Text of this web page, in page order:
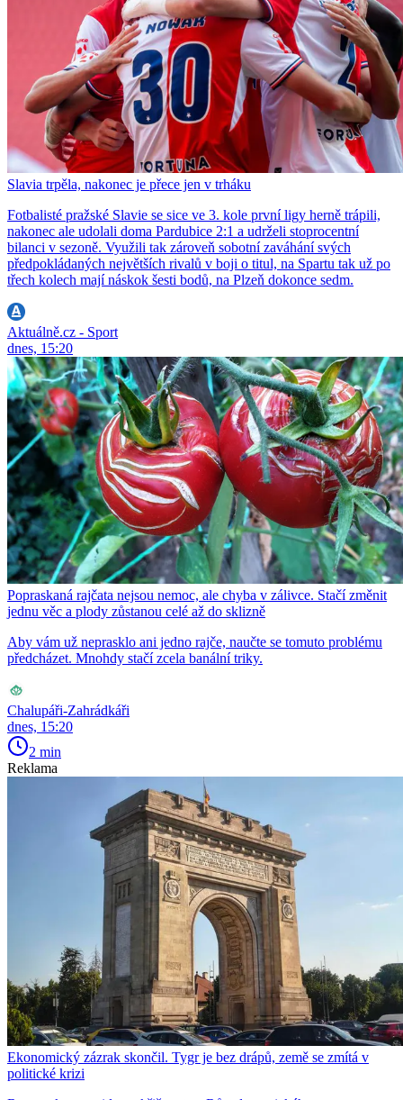
Slavia trpěla, nakonec je přece jen v trháku
Fotbalisté pražské Slavie se sice ve 3. kole první ligy herně trápili,
nakonec ale udolali doma Pardubice 2:1 a udrželi stoprocentní
bilanci v sezoně. Využili tak zároveň sobotní zaváhání svých
předpokládaných největších rivalů v boji o titul, na Spartu tak už po
třech kolech mají náskok šesti bodů, na Plzeň dokonce sedm.
Aktuálně.cz - Sport
dnes, 15:20
Popraskaná rajčata nejsou nemoc, ale chyba v zálivce. Stačí změnit
jednu věc a plody zůstanou celé až do sklizně
Aby vám už neprasklo ani jedno rajče, naučte se tomuto problému
předcházet. Mnohdy stačí zcela banální triky.
Chalupáři-Zahrádkáři
dnes, 15:20
2 min
Reklama
Ekonomický zázrak skončil. Tygr je bez drápů, země se zmítá v
politické krizi